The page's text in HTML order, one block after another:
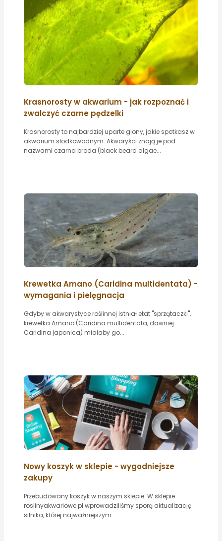
Krasnorosty w akwarium - jak rozpoznać i
zwalczyć czarne pędzelki
Krasnorosty to najbardziej uparte glony, jakie spotkasz w
akwarium słodkowodnym. Akwaryści znają je pod
nazwami czarna broda (black beard algae...
Krewetka Amano (Caridina multidentata) -
wymagania i pielęgnacja
Gdyby w akwarystyce roślinnej istniał etat "sprzątaczki",
krewetka Amano (Caridina multidentata, dawniej
Caridina japonica) miałaby go...
Nowy koszyk w sklepie - wygodniejsze
zakupy
Przebudowany koszyk w naszym sklepie. W sklepie
roslinyakwariowe.pl wprowadziliśmy sporą aktualizację
silnika, której najważniejszym...